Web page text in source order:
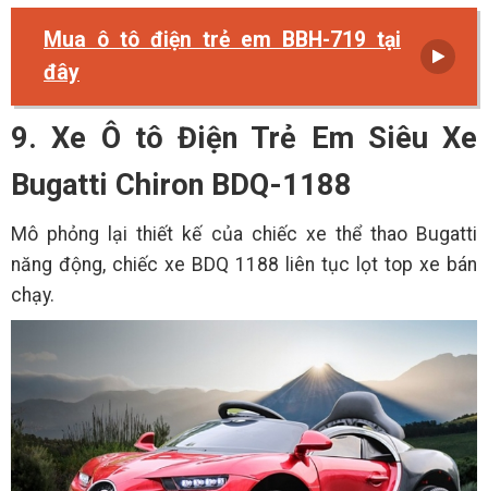
Mua ô tô điện trẻ em BBH-719 tại
đây
9. Xe Ô tô Điện Trẻ Em Siêu Xe
Bugatti Chiron BDQ-1188
Mô phỏng lại thiết kế của chiếc xe thể thao Bugatti
năng động, chiếc xe BDQ 1188 liên tục lọt top xe bán
chạy.